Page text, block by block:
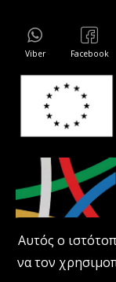
Viber Facebook
Αυτός ο
να τον